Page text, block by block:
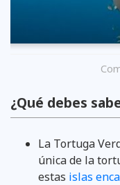
¿Qué debes
La Tortuga
única de la
estas islas